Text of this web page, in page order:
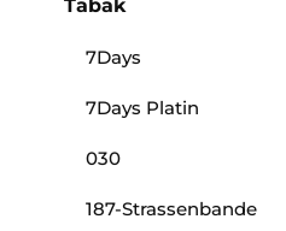
Tabak
7Days
7Days Platin
030
187-Strassenbande